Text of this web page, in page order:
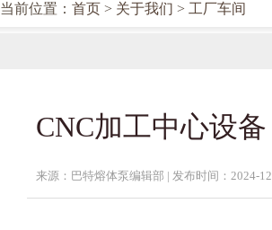
当前位置： 首页 > 关于我们 > 工厂车间
CNC加工中心设备
来源：巴特熔体泵编辑部 | 发布时间：2024-